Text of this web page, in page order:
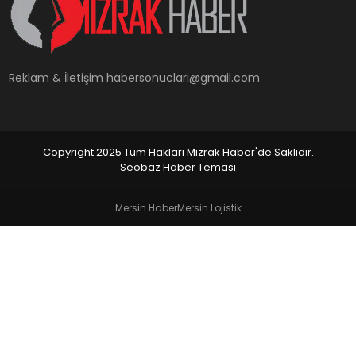
YAŞAM
Reklam & İletişimhabersonuclari@gmail.com
Copyright 2025 Tüm Hakları Mızrak Haber'de Saklıdır.
Seobaz Haber Teması
Mersin HaberMersin Lojistik